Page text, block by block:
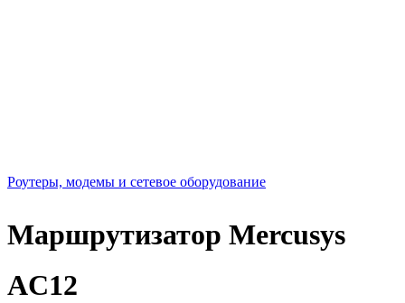
Роутеры, модемы и сетевое оборудование
Маршрутизатор Mercusys
AC12